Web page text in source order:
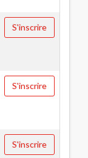
S'inscrire
S'inscrire
S'inscrire